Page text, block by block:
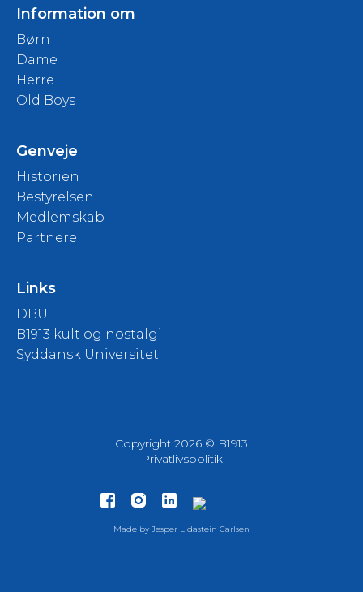
Information om
Børn
Dame
Herre
Old Boys
Genveje
Historien
Bestyrelsen
Medlemskab
Partnere
Links
DBU
B1913 kult og nostalgi
Syddansk Universitet
Copyright 2026 © B1913
Privatlivspolitik
Made by Jesper Lidastein Carlsen